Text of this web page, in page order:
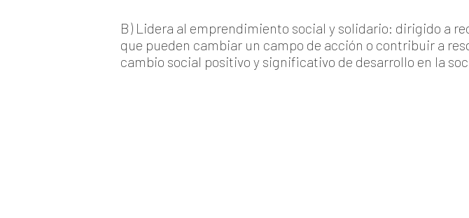
B) Lidera al emprendimiento social y solidario: dirigido a
que pueden cambiar un campo de acción o contribuir a
cambio social positivo y significativo de desarrollo en la